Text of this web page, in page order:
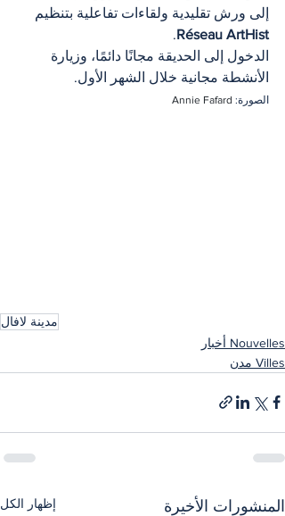
إلى ورش تقليدية ولقاءات تفاعلية بتنظيم
Réseau ArtHist
.
الدخول إلى الحديقة مجانًا دائمًا، وزيارة
الأنشطة مجانية خلال الشهر الأول.
الصورة: Annie Fafard
مدينة لافال
Nouvelles أخبار
Villes مدن
المنشورات الأخيرة إظهار الكل